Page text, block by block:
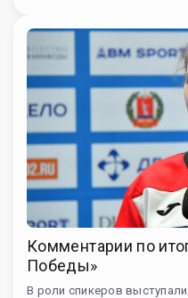
Комментарии по
Победы»
В роли спикеров